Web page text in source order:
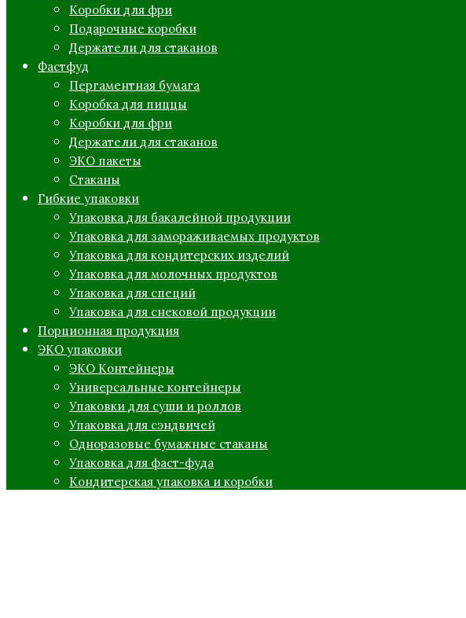
Коробки для фри
Подарочные коробки
Держатели для стаканов
Фастфуд
Пергаментная бумага
Коробка для пиццы
Коробки для фри
Держатели для стаканов
ЭКО пакеты
Стаканы
Гибкие упаковки
Упаковка для бакалейной продукции
Упаковка для замораживаемых продуктов
Упаковка для кондитерских изделий
Упаковка для молочных продуктов
Упаковка для специй
Упаковка для снековой продукции
Порционная продукция
ЭКО упаковки
ЭКО Контейнеры
Универсальные контейнеры
Упаковки для суши и роллов
Упаковка для сэндвичей
Одноразовые бумажные стаканы
Упаковка для фаст-фуда
Кондитерская упаковка и коробки